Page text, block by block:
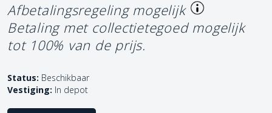
Afbetalingsregeling mogelijk
Betaling met collectietegoed mogelijk
tot 100% van de prijs.
Status: Beschikbaar
Vestiging: In depot